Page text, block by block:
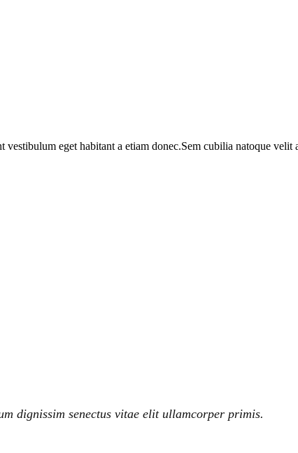
eget habitant a etiam donec.Sem cubilia natoque
dignissim senectus vitae elit ullamcorper primis.